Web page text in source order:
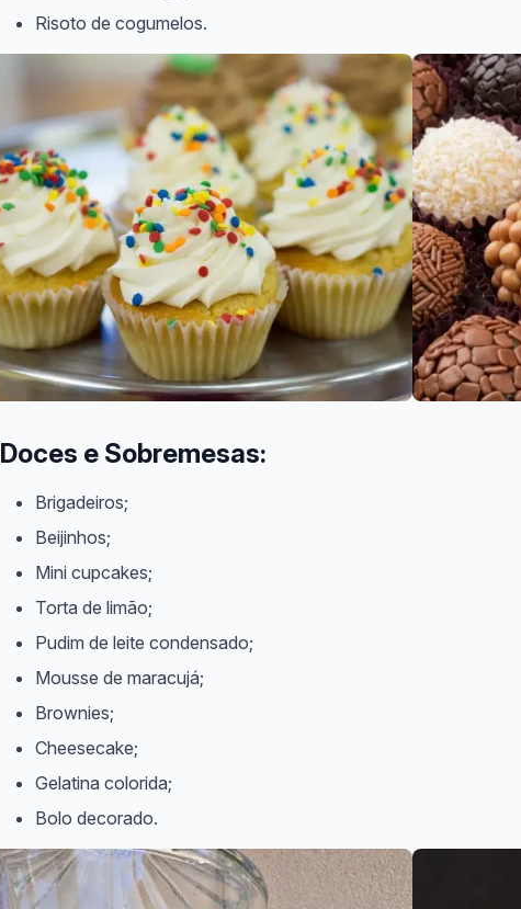
Risoto de cogumelos.
Doces e Sobremesas:
Brigadeiros;
Beijinhos;
Mini cupcakes;
Torta de limão;
Pudim de leite condensado;
Mousse de maracujá;
Brownies;
Cheesecake;
Gelatina colorida;
Bolo decorado.